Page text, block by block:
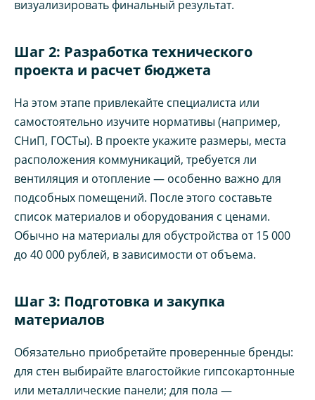
визуализировать финальный результат.
Шаг 2: Разработка технического
проекта и расчет бюджета
На этом этапе привлекайте специалиста или
самостоятельно изучите нормативы (например,
СНиП, ГОСТы). В проекте укажите размеры, места
расположения коммуникаций, требуется ли
вентиляция и отопление — особенно важно для
подсобных помещений. После этого составьте
список материалов и оборудования с ценами.
Обычно на материалы для обустройства от 15 000
до 40 000 рублей, в зависимости от объема.
Шаг 3: Подготовка и закупка
материалов
Обязательно приобретайте проверенные бренды:
для стен выбирайте влагостойкие гипсокартонные
или металлические панели; для пола —